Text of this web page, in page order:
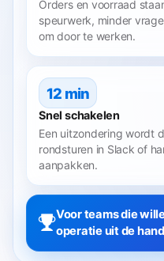
Orders en voorraad
speurwerk, minder
om door te werken.
12 min
Snel schakelen
Een uitzondering wordt
rondsturen in Slack of
aanpakken.
Voor teams die
operatie uit de